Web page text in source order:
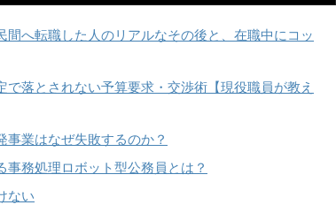
間へ転職した人のリアルなその後と、在職中にコッ
で落とされない予算要求・交渉術【現役職員が教え
事業はなぜ失敗するのか？
事務処理ロボット型公務員とは？
ない